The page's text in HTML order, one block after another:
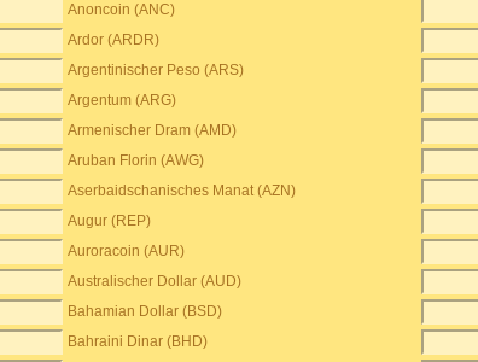
Anoncoin (ANC)
Ardor (ARDR)
Argentinischer Peso (ARS)
Argentum (ARG)
Armenischer Dram (AMD)
Aruban Florin (AWG)
Aserbaidschanisches Manat (AZN)
Augur (REP)
Auroracoin (AUR)
Australischer Dollar (AUD)
Bahamian Dollar (BSD)
Bahraini Dinar (BHD)